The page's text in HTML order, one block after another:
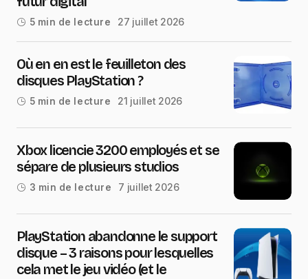
5 min de lecture 27 juillet 2026
Où en en est le feuilleton des
disques PlayStation ?
5 min de lecture 21 juillet 2026
Xbox licencie 3200 employés et se
sépare de plusieurs studios
3 min de lecture 7 juillet 2026
PlayStation abandonne le support
disque – 3 raisons pour lesquelles
cela met le jeu vidéo (et le